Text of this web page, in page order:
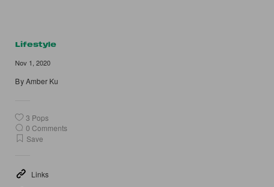
Lifestyle
Nov 1, 2020
ByAmber Ku
3 Pops
0 Comments
Save
Links